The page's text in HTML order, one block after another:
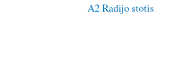
A2 Radijo stotis